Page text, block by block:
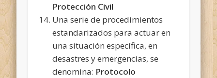
Protección Civil
Una serie de procedimientos
estandarizados para actuar en
una situación específica, en
desastres y emergencias, se
denomina: Protocolo